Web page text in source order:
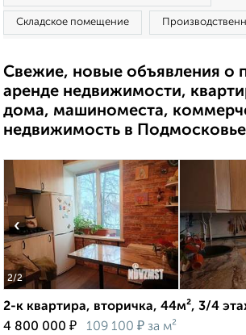
Складское помещение
Свежие, новые объявления о
аренде недвижимости,
дома, машиноместа,
недвижимость в
2/2
‹
2-к квартира, вторичка, 44м², 3/4
4 800 000 ₽ 109 100 ₽ за м²